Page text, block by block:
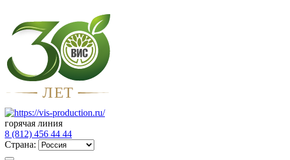
ЛЕТ
горячая линия
8 (812) 456 44 44
Страна: